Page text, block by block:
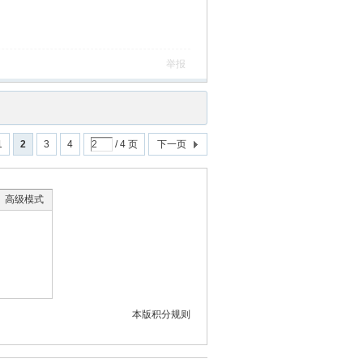
举报
2 3 4 / 4 页 下一页
高级模式
本版积分规则